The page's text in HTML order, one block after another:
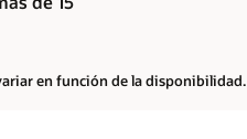
en función de la disponibilidad.